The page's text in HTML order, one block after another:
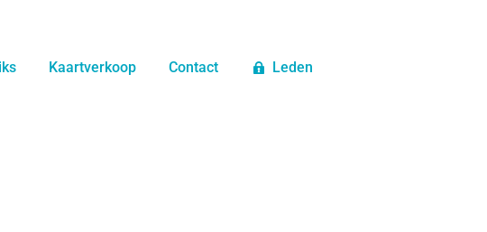
Kaartverkoop Contact Leden